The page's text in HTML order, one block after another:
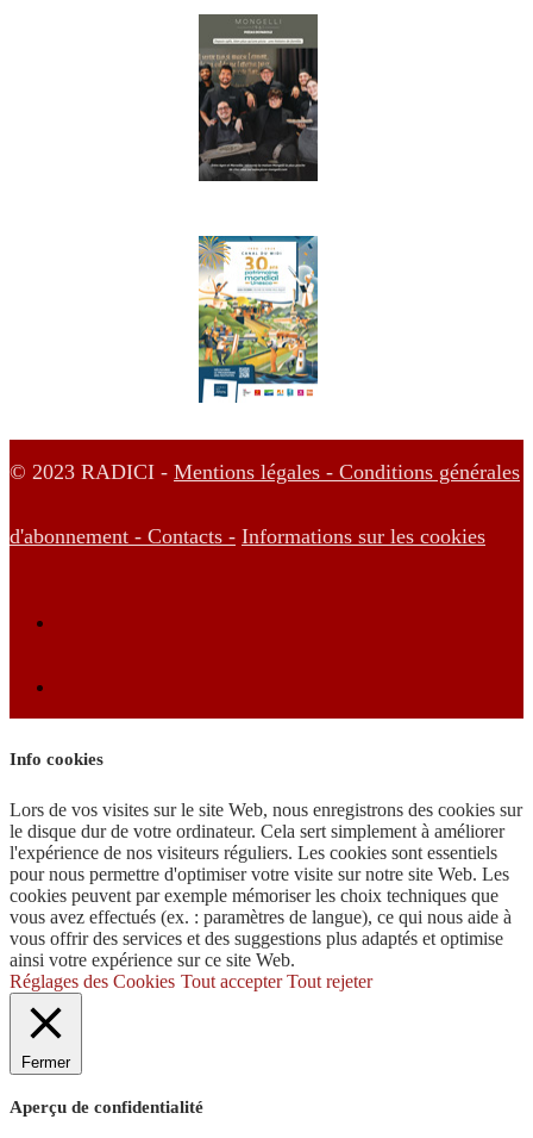
© 2023 RADICI - Mentions légales - Conditions générales
d'abonnement - Contacts - Informations sur les cookies
Info cookies
Lors de vos visites sur le site Web, nous enregistrons des cookies sur
le disque dur de votre ordinateur. Cela sert simplement à améliorer
l'expérience de nos visiteurs réguliers. Les cookies sont essentiels
pour nous permettre d'optimiser votre visite sur notre site Web. Les
cookies peuvent par exemple mémoriser les choix techniques que
vous avez effectués (ex. : paramètres de langue), ce qui nous aide à
vous offrir des services et des suggestions plus adaptés et optimise
ainsi votre expérience sur ce site Web.
Réglages des Cookies Tout accepter Tout rejeter
Fermer
Aperçu de confidentialité